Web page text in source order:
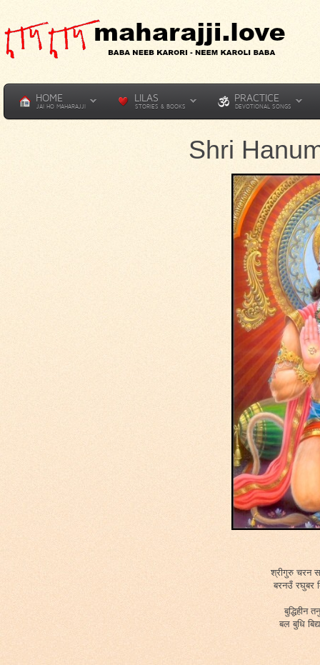
HOME
JAI HO MAHARAJJI
LILAS
STORIES & BOOKS
PRACTICE
DEVOTIONAL SONGS
Shri
श्रीगुरु चरन
बरनउँ रघुबर
बुद्धिहीन
बल बुधि